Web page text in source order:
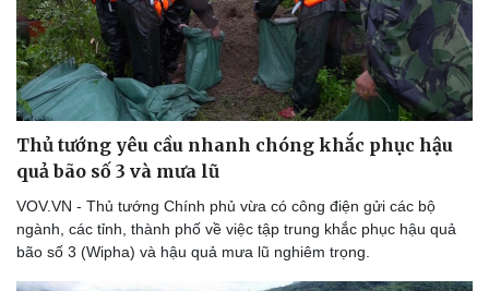
Thủ tướng yêu cầu nhanh chóng khắc phục hậu
quả bão số 3 và mưa lũ
VOV.VN - Thủ tướng Chính phủ vừa có công điện gửi các bộ
ngành, các tỉnh, thành phố về việc tập trung khắc phục hậu quả
bão số 3 (Wipha) và hậu quả mưa lũ nghiêm trọng.